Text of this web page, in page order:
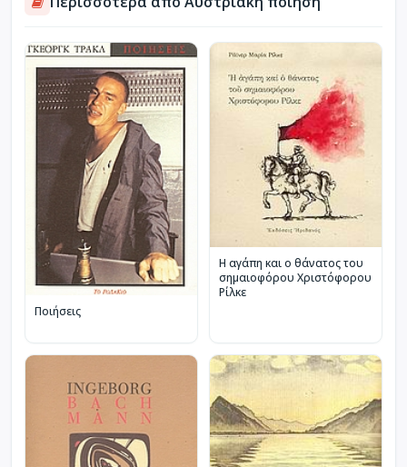
Ποιήσεις
Η αγάπη και ο θάνατος του
σημαιοφόρου Χριστόφορου
Ρίλκε